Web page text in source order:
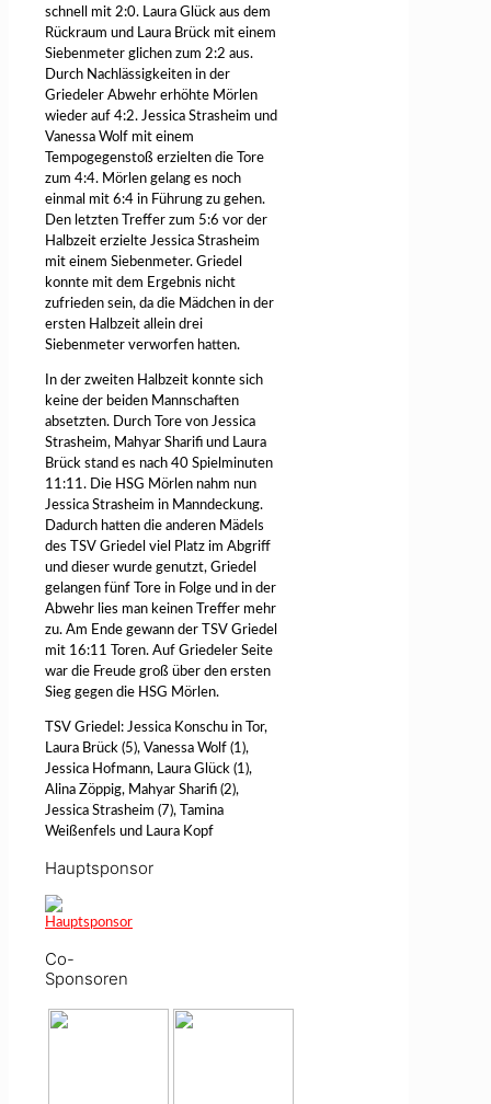
schnell mit 2:0. Laura Glück aus dem
Rückraum und Laura Brück mit einem
Siebenmeter glichen zum 2:2 aus.
Durch Nachlässigkeiten in der
Griedeler Abwehr erhöhte Mörlen
wieder auf 4:2. Jessica Strasheim und
Vanessa Wolf mit einem
Tempogegenstoß erzielten die Tore
zum 4:4. Mörlen gelang es noch
einmal mit 6:4 in Führung zu gehen.
Den letzten Treffer zum 5:6 vor der
Halbzeit erzielte Jessica Strasheim
mit einem Siebenmeter. Griedel
konnte mit dem Ergebnis nicht
zufrieden sein, da die Mädchen in der
ersten Halbzeit allein drei
Siebenmeter verworfen hatten.
In der zweiten Halbzeit konnte sich
keine der beiden Mannschaften
absetzten. Durch Tore von Jessica
Strasheim, Mahyar Sharifi und Laura
Brück stand es nach 40 Spielminuten
11:11. Die HSG Mörlen nahm nun
Jessica Strasheim in Manndeckung.
Dadurch hatten die anderen Mädels
des TSV Griedel viel Platz im Abgriff
und dieser wurde genutzt, Griedel
gelangen fünf Tore in Folge und in der
Abwehr lies man keinen Treffer mehr
zu. Am Ende gewann der TSV Griedel
mit 16:11 Toren. Auf Griedeler Seite
war die Freude groß über den ersten
Sieg gegen die HSG Mörlen.
TSV Griedel: Jessica Konschu in Tor,
Laura Brück (5), Vanessa Wolf (1),
Jessica Hofmann, Laura Glück (1),
Alina Zöppig, Mahyar Sharifi (2),
Jessica Strasheim (7), Tamina
Weißenfels und Laura Kopf
Hauptsponsor
Co-
Sponsoren